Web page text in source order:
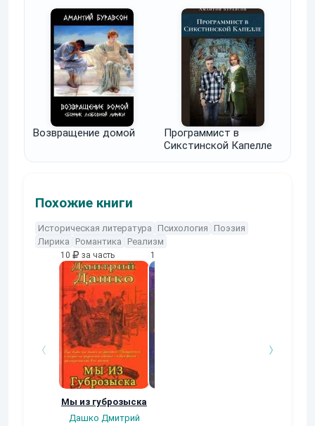
Возвращение домой
Программист в
Сикстинской Капелле
Похожие книги
Историческая литература Психология
Поэзия
Лирика
Романтика Реализм
10 за часть
Мы из губрозыска
Дашко Дмитрий
10